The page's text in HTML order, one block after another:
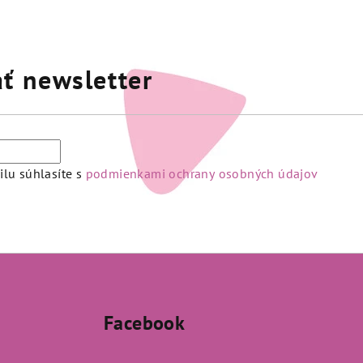
newsletter
súhlasíte s podmienkami ochrany osobných údajov
Facebook